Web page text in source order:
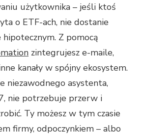
użytkownika – jeśli ktoś
o ETF-ach, nie dostanie
Z pomocą
zintegrujesz e-maile,
kanały w spójny ekosystem.
niezawodnego asystenta,
nie potrzebuje przerw i
Ty możesz w tym czasie
firmy, odpoczynkiem – albo